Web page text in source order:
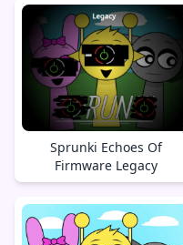
Sprunki Echoes Of
Firmware Legacy